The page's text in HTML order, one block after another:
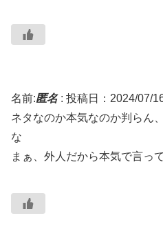
名前:匿名: 投稿日：2024/07/
ネタなのか本気なのか判らん
な
まぁ、外人だから本気で言っ